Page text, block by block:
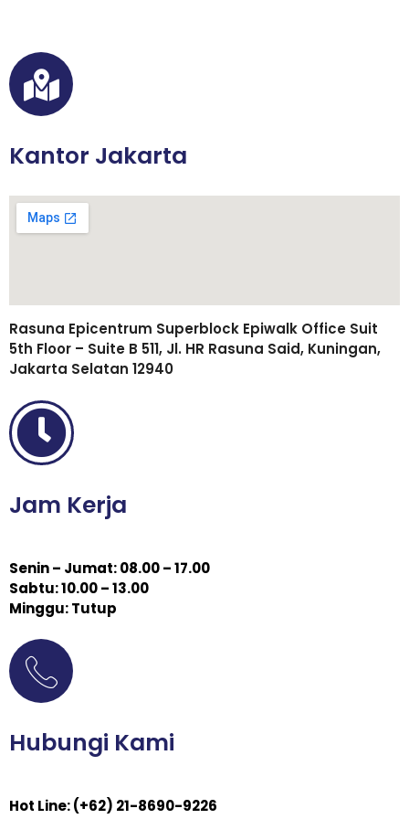
Kantor Jakarta
Rasuna Epicentrum Superblock Epiwalk Office Suit
5th Floor – Suite B 511, Jl. HR Rasuna Said, Kuningan,
Jakarta Selatan 12940
Jam Kerja
Senin – Jumat: 08.00 – 17.00
Sabtu: 10.00 – 13.00
Minggu: Tutup
Hubungi Kami
Hot Line: (+62) 21-8690-9226